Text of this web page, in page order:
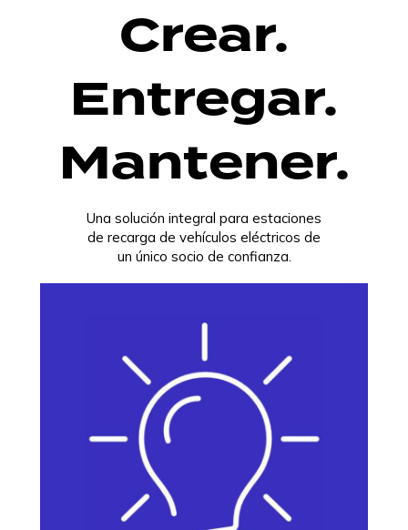
Crear.
Entregar.
Mantener.
Una solución integral para estaciones
de recarga de vehículos eléctricos de
un único socio de confianza.